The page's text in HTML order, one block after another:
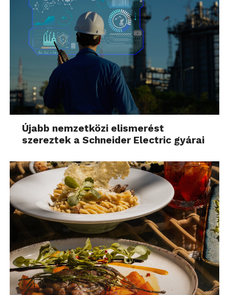
Újabb nemzetközi elismerést
szereztek a Schneider Electric gyárai